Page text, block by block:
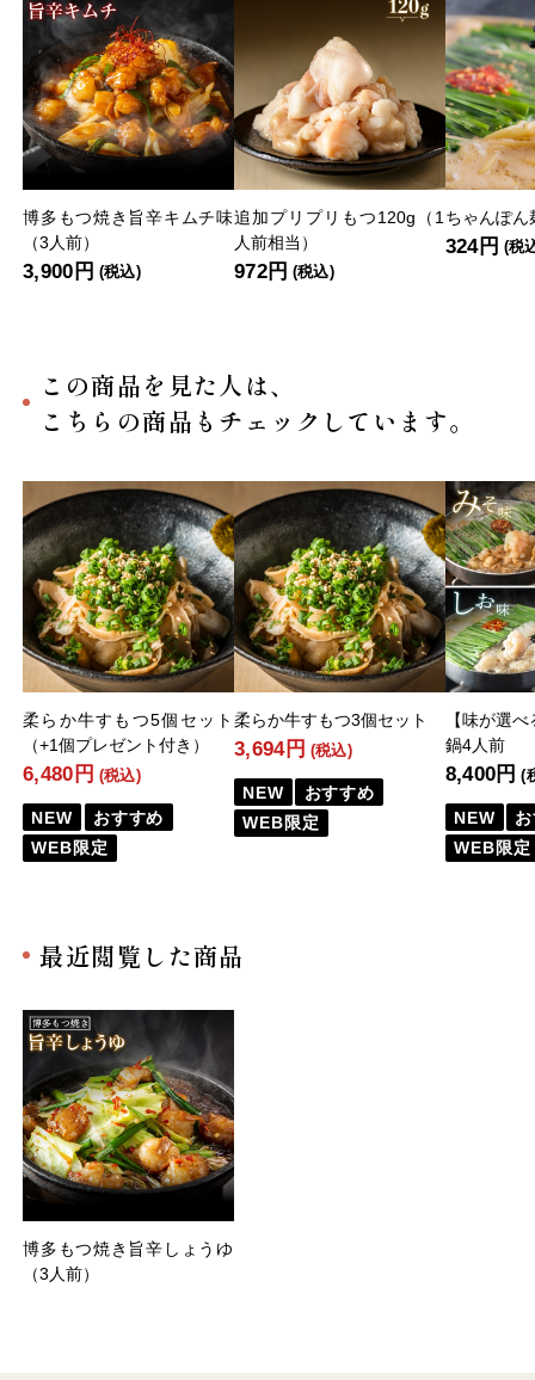
博多もつ焼き旨辛キムチ味
（3人前）
3,900円 (税込)
追加プリプリもつ120g（1
人前相当）
972円 (税込)
ちゃんぽ
324円 (税
この商品を見た人は、
こちらの商品もチェックしています。
柔らか牛すもつ5個セット
（+1個プレゼント付き）
6,480円 (税込)
NEW
おすすめ
WEB限定
柔らか牛すもつ3個セット
3,694円 (税込)
NEW
おすすめ
WEB限定
【味が選
鍋4人前
8,400円 (
NEW
WEB限定
最近閲覧した商品
博多もつ焼き旨辛しょうゆ
（3人前）